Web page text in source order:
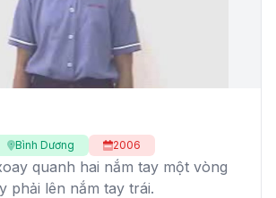
Bình Dương 2006
quanh hai nắm tay một vòng
phải lên nắm tay trái.